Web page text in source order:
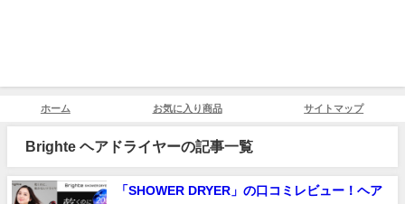
ホーム お気に入り商品 サイトマップ
Brighte ヘアドライヤーの記事一覧
「SHOWER DRYER」の口コミレビュー！ヘア